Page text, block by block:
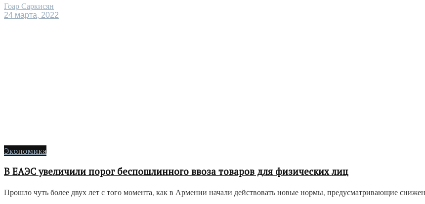
Гоар Саркисян
24 марта, 2022
Экономика
В ЕАЭС увеличили порог беспошлинного ввоза товаров для физических лиц
Прошло чуть более двух лет с того момента, как в Армении начали действовать новые нормы, предусматривающие